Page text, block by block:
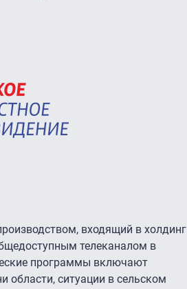
входящий в холдинг
телеканалом в
программы включают
области, ситуации в сельском